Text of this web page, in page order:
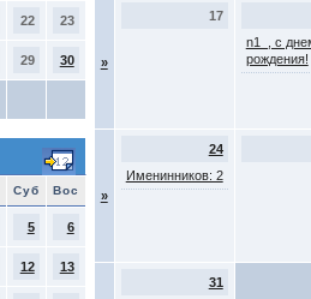
22 23
29 30
Суб Вос
5 6
12 13
»
17
n1_, с
рождения!
»
24
Именинников: 2
31